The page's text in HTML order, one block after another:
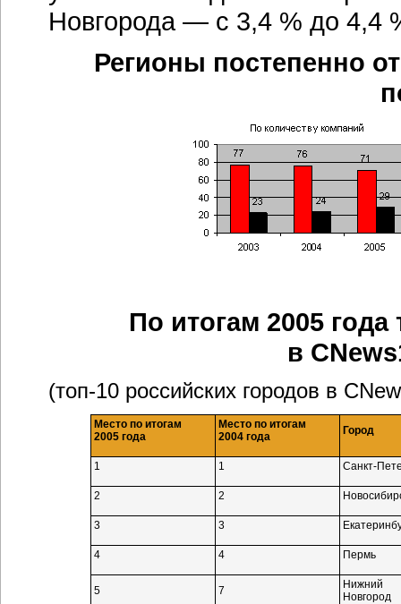
Новгорода — с 3,4 % до 4,4
Регионы постепенно
По итогам 2005
в
(топ-10 российских городов в
Место по итогам
2005 года
Место по итогам
2004 года
Город
1 1 Санкт-
2 2
3 3
4 4 Пермь
5 7
Нижний
Новгород